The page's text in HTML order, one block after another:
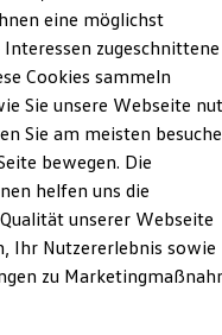
ist die bhg
& Rechtliches)
Albstadt-
-18:00 Uhr
eine möglichst
zugeschnittene
Cookies sammeln
Sie unsere Webseite
Sie am meisten
bewegen. Die
helfen uns die
unserer Webseite
Ihr Nutzererlebnis sowie
zu